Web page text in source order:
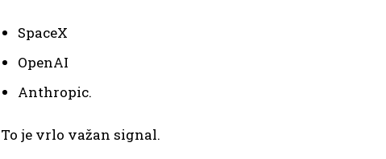
SpaceX
OpenAI
Anthropic.
To je vrlo važan signal.